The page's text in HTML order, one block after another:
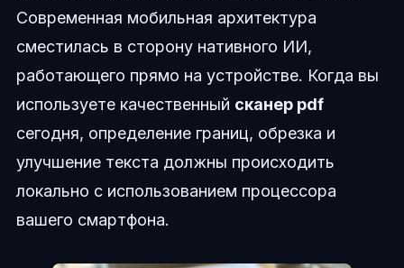
Современная мобильная архитектура
сместилась в сторону нативного ИИ,
работающего прямо на устройстве. Когда вы
используете качественный сканер pdf
сегодня, определение границ, обрезка и
улучшение текста должны происходить
локально с использованием процессора
вашего смартфона.